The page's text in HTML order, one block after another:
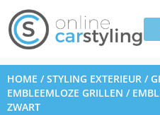
HOME /STYLING EXTERIEUR /
EMBLEEMLOZE GRILLEN /
ZWART